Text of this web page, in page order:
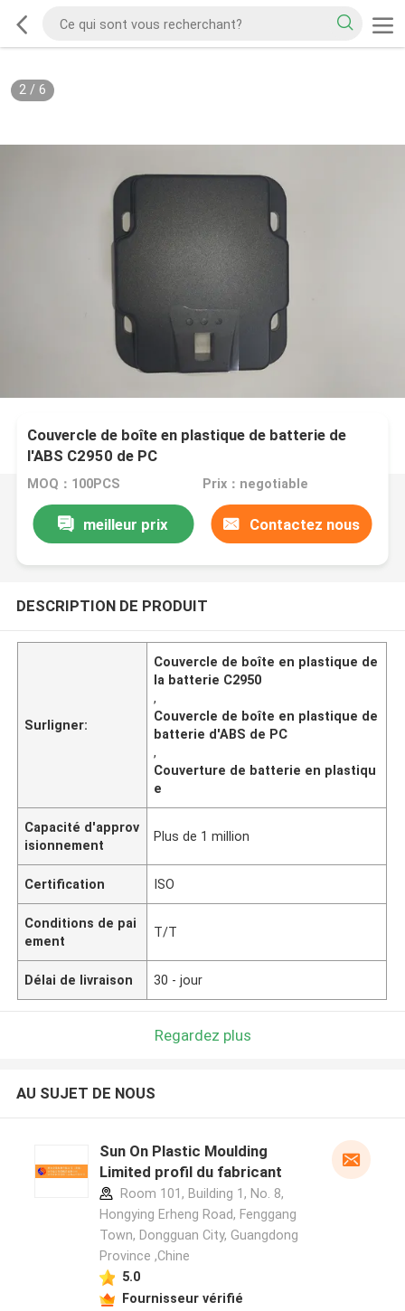
2/ 6
Couvercle de boîte en plastique de batterie de
l'ABS C2950 de PC
MOQ：100PCS Prix：negotiable
meilleur prix Contactez nous
DESCRIPTION DE PRODUIT
Surligner:
Couvercle de boîte en plastique de
la batterie C2950
,
Couvercle de boîte en plastique de
batterie d'ABS de PC
,
Couverture de batterie en plastiqu
e
Capacité d'approv
isionnement
Plus de 1 million
Certification ISO
Conditions de pai
ement
T/T
Délai de livraison 30 - jour
Regardez plus
AU SUJET DE NOUS
Sun On Plastic Moulding
Limited profil du fabricant
Room 101, Building 1, No. 8,
Hongying Erheng Road, Fenggang
Town, Dongguan City, Guangdong
Province ,Chine
5.0
Fournisseur vérifié